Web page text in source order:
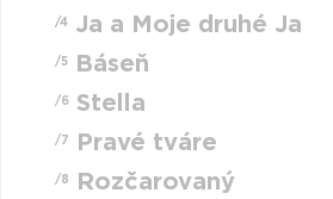
/4 Ja a Moje druhé Ja
/5 Báseň
/6 Stella
/7 Pravé tváre
/8 Rozčarovaný